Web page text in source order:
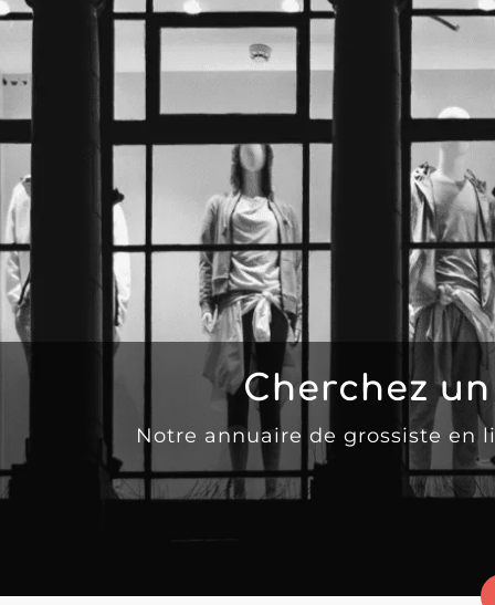
Cherchez
Notre annuaire de grossiste en